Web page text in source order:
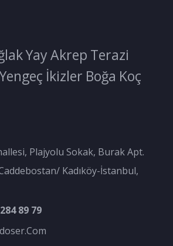
YayAkrep Terazi
Yengeç İkizler Boğa Koç
Plajyolu Sokak, Burak Apt.
Kadıköy-İstanbul,
89 79